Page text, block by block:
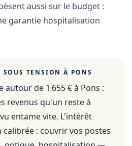
aussi sur le budget :
garantie hospitalisation
SOUS TENSION À PONS
autour de 1 655 €à Pons :
revenus qu'un reste à
entame vite. L'intérêt
: couvrir vos postes